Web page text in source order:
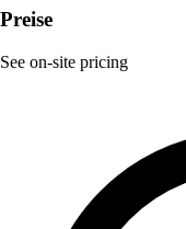
Preise
See on-site pricing